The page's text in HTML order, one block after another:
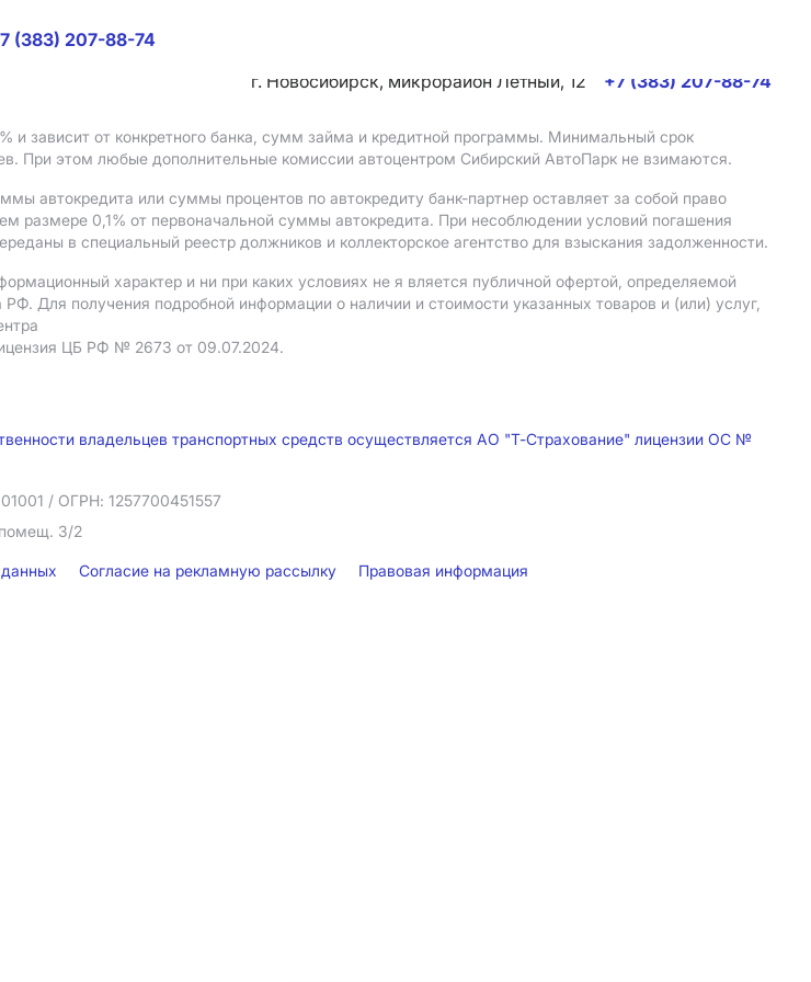
(383) 207-88-74
г. Новосибирск, микрорайон Летный, 12
+7 (383) 207-88-74
и зависит от конкретного банка, сумм займа и кредитной программы. Минимальный срок
При этом любые дополнительные комиссии автоцентром Сибирский АвтоПарк не взимаются.
автокредита или суммы процентов по автокредиту банк-партнер оставляет за собой право
размере 0,1% от первоначальной суммы автокредита. При несоблюдении условий погашения
в специальный реестр должников и коллекторское агентство для взыскания задолженности.
характер и ни при каких условиях не я вляется публичной офертой, определяемой
Для получения подробной информации о наличии и стоимости указанных товаров и (или) услуг,
ЦБ РФ № 2673 от 09.07.2024.
владельцев транспортных средств осуществляется АО "Т-Страхование" лицензии ОС №
/ ОГРН: 1257700451557
помещ. 3/2
Согласие на рекламную рассылку Правовая информация